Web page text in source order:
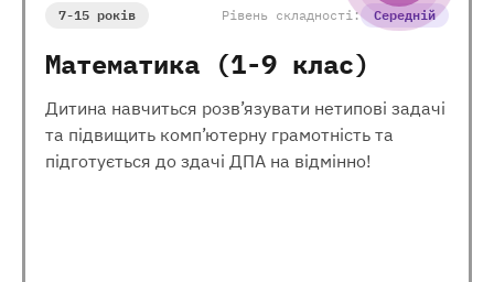
7-15 років Рівень складності: Середній
Математика (1-9 клас)
Дитина навчиться розв’язувати нетипові задачі
та підвищить комп’ютерну грамотність та
підготується до здачі ДПА на відмінно!